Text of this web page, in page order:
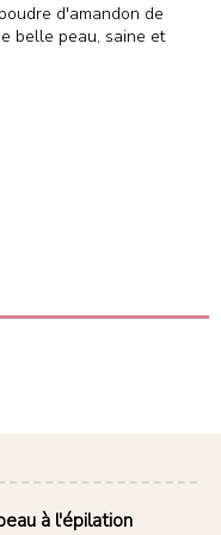
d'amandon de
belle peau, saine et
à l'épilation